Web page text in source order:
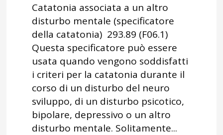
Catatonia associata a un altro
disturbo mentale (specificatore
della catatonia) 293.89 (F06.1)
Questa specificatore può essere
usata quando vengono soddisfatti
i criteri per la catatonia durante il
corso di un disturbo del neuro
sviluppo, di un disturbo psicotico,
bipolare, depressivo o un altro
disturbo mentale. Solitamente...